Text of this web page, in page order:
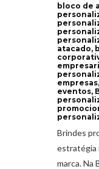
bloco de
atacado,
eventos,
Brindes
estratégia
marca. Na